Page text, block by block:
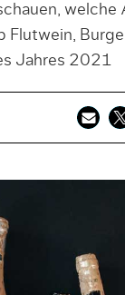
welche
Jahres 2021